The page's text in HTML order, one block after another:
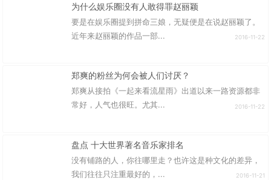
为什么娱乐圈没有人敢得罪赵丽颖
要是在娱乐圈提到拼命三娘，无疑便是在说赵丽颖了。
近年来赵丽颖的作品一部...
2016-11-22
郑爽的粉丝为何会被人们讨厌？
郑爽从接拍《一起来看流星雨》出道以来一路资源都非
常好，人气也很旺。尤其...
2016-11-22
盘点 十大世界著名音乐家排名
没有铺路的人，你往哪里走？也许这是种文化的差异，
我们往往只注重最好的，...
2016-11-21